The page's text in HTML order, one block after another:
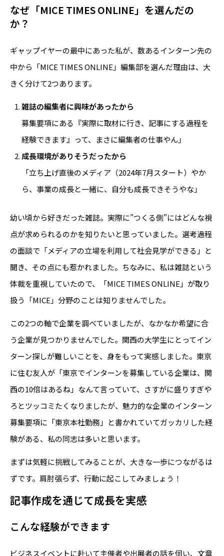
なぜ「MICE TIMES ONLINE」を選んだの
か？
ギャップイヤーの最中にあった私が、数あるインターン先の
中から「MICE TIMES ONLINE」編集部を選んだ理由は、大
きく分けて2つあります。
雑誌の編集者に興味があったから
募集要項にある『実際に取材に行き、記事にする過程を
経験できます』って、まさに編集者の仕事やん」
成長環境がありそうだったから
「立ち上げ直後のメディア（2024年7月スタート）やか
ら、事業の成長と一緒に、自分も成長できそうやな」
幼い頃から好きだった雑誌。実際に”つくる側”にはどんな視
点が求められるのかを知りたいと思っていました。選考過程
の面談で「メディアの立場を利用して社会見学ができる」と
聞き、その点にも惹かれました。ちなみに、私は雑誌という
体裁を重視していたので、「MICE TIMES ONLINE」が取り
扱う「MICE」分野のことは知りませんでした。
この2つの軸で企業を調べていましたが、なかなか希望に合
う企業が見つかりませんでした。関西の大学生にとってイン
ターン探しが難しいことを、身をもって実感しました。東京
に住む友人が「東京でインターンを募集している企業は、関
西の10倍はあるね」なんて言っていて、さすがに盛りすぎや
ろとツッコミたくなりましたが、魅力的な企業のインターン
募集要項に「東京本社勤務」と書かれていてガッカリした経
験がある、私の同志は多いと思います。
まずは気軽に挑戦してみることが、大きな一歩につながるは
ずです。肩肘張らず、行動に起こしてみましょう！
記事作成を通じて成長を実感
こんな経験ができます
ビジネスイベントに赴いて主催者や出展者の話を伺い、文章